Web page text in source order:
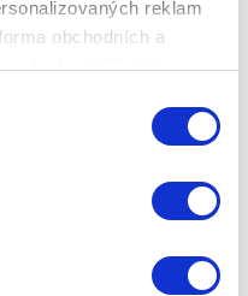
reklam
obchodních a
nebude obtěžující.